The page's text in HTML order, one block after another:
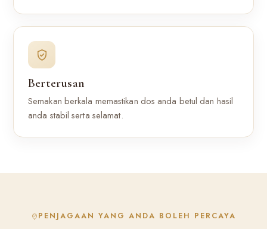
Berterusan
Semakan berkala memastikan dos anda betul dan hasil
anda stabil serta selamat.
PENJAGAAN YANG ANDA BOLEH PERCAYA